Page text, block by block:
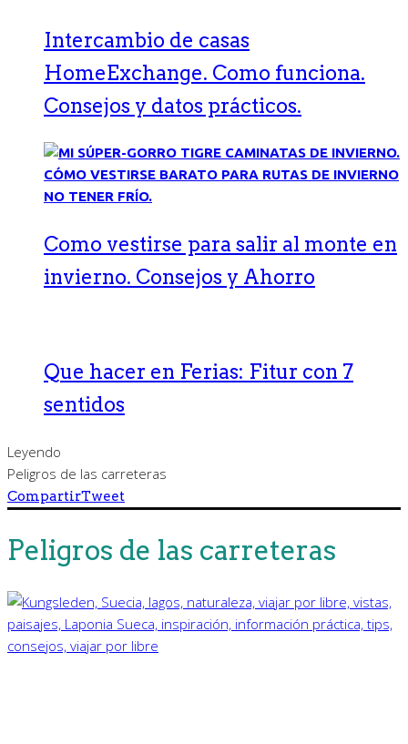
Intercambio de casas
HomeExchange. Como funciona.
Consejos y datos prácticos.
Como vestirse para salir al monte en
invierno. Consejos y Ahorro
Que hacer en Ferias: Fitur con 7
sentidos
Leyendo
Peligros de las carreteras
CompartirTweet
Peligros de las carreteras